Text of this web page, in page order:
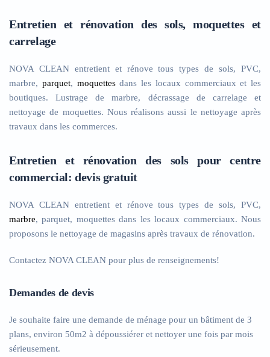
Entretien et rénovation des sols, moquettes et
carrelage
NOVA CLEAN entretient et rénove tous types de sols, PVC,
marbre, parquet, moquettesdans les locaux commerciaux et les
boutiques. Lustrage de marbre, décrassage de carrelage et
nettoyage de moquettes. Nous réalisons aussi le nettoyage après
travaux dans les commerces.
Entretien et rénovation des sols pour centre
commercial: devis gratuit
NOVA CLEAN entretient et rénove tous types de sols, PVC,
marbre, parquet, moquettes dans les locaux commerciaux. Nous
proposons le nettoyage de magasins après travaux de rénovation.
Contactez NOVA CLEAN pour plus de renseignements!
Demandes de devis
Je souhaite faire une demande de ménage pour un bâtiment de 3
plans, environ 50m2 à dépoussiérer et nettoyer une fois par mois
sérieusement.